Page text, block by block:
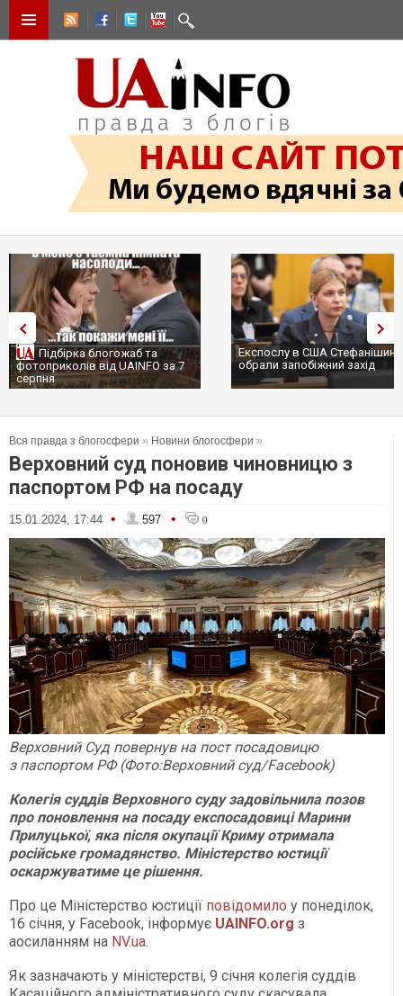
Підбірка блогожаб та
фотоприколів від UAINFO за 7
серпня
Експослу в США
обрали запобіжний захід
Вся правда з блогосфери » Новини блогосфери »
Верховний суд поновив чиновницю з
паспортом РФ на посаду
15.01.2024, 17:44 • 597 • 0
Верховний Суд повернув на пост посадовицю
з паспортом РФ (Фото:Верховний суд/Facebook)
Колегія суддів Верховного суду задовільнила позов
про поновлення на посаду експосадовиці Марини
Прилуцької, яка після окупації Криму отримала
російське громадянство. Міністерство юстиції
оскаржуватиме це рішення.
Про це Міністерство юстиції повідомило у понеділок,
16 січня, у Facebook, інформує UAINFO.org з
аосиланням на NV.ua.
Як зазначають у міністерстві, 9 січня колегія суддів